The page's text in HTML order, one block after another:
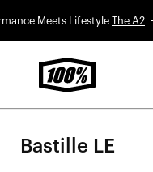
Meets Lifestyle The A2
Bastille LE